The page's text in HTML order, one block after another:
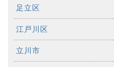
足立区
江戸川区
立川市